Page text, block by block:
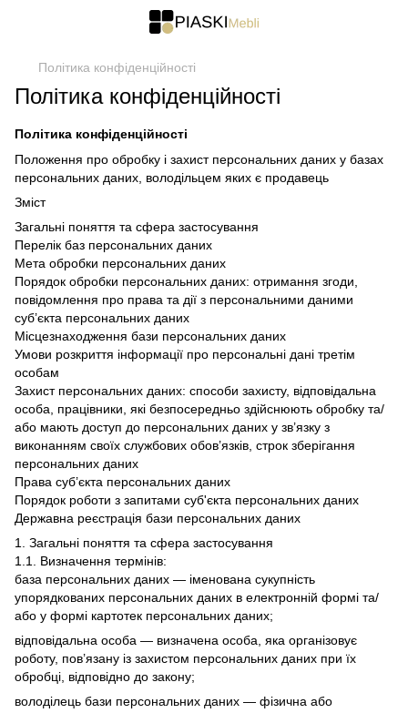
Політика конфіденційності
Політика конфіденційності
Політика конфіденційності
Положення про обробку і захист персональних даних у базах
персональних даних, володільцем яких є продавець
Зміст
Загальні поняття та сфера застосування
Перелік баз персональних даних
Мета обробки персональних даних
Порядок обробки персональних даних: отримання згоди,
повідомлення про права та дії з персональними даними
суб’єкта персональних даних
Місцезнаходження бази персональних даних
Умови розкриття інформації про персональні дані третім
особам
Захист персональних даних: способи захисту, відповідальна
особа, працівники, які безпосередньо здійснюють обробку та/
або мають доступ до персональних даних у зв’язку з
виконанням своїх службових обов’язків, строк зберігання
персональних даних
Права суб’єкта персональних даних
Порядок роботи з запитами суб'єкта персональних даних
Державна реєстрація бази персональних даних
1. Загальні поняття та сфера застосування
1.1. Визначення термінів:
база персональних даних — іменована сукупність
упорядкованих персональних даних в електронній формі та/
або у формі картотек персональних даних;
відповідальна особа — визначена особа, яка організовує
роботу, пов’язану із захистом персональних даних при їх
обробці, відповідно до закону;
володілець бази персональних даних — фізична або